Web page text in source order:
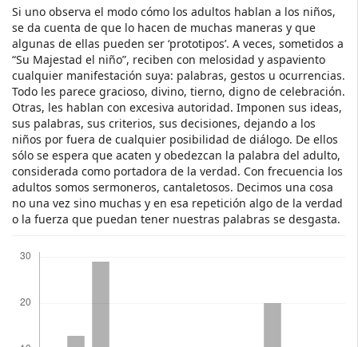
Si uno observa el modo cómo los adultos hablan a los niños,
se da cuenta de que lo hacen de muchas maneras y que
algunas de ellas pueden ser ‘prototipos’. A veces, sometidos a
“Su Majestad el niño”, reciben con melosidad y aspaviento
cualquier manifestación suya: palabras, gestos u ocurrencias.
Todo les parece gracioso, divino, tierno, digno de celebración.
Otras, les hablan con excesiva autoridad. Imponen sus ideas,
sus palabras, sus criterios, sus decisiones, dejando a los
niños por fuera de cualquier posibilidad de diálogo. De ellos
sólo se espera que acaten y obedezcan la palabra del adulto,
considerada como portadora de la verdad. Con frecuencia los
adultos somos sermoneros, cantaletosos. Decimos una cosa
no una vez sino muchas y en esa repetición algo de la verdad
o la fuerza que puedan tener nuestras palabras se desgasta.